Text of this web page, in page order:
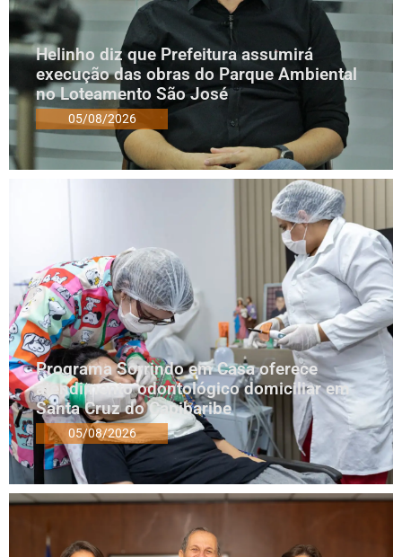
Helinho diz que Prefeitura assumirá
execução das obras do Parque Ambiental
no Loteamento São José
05/08/2026
Programa Sorrindo em Casa oferece
atendimento odontológico domiciliar em
Santa Cruz do Capibaribe
05/08/2026